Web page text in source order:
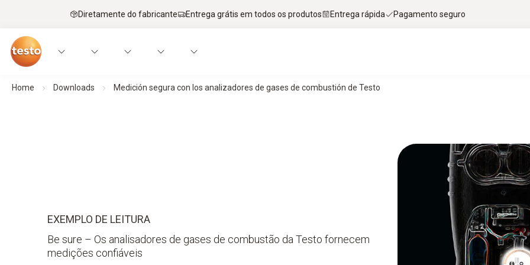
Diretamente do fabricante Entrega grátis em todos os produtos Entrega rápida Pagamento seguro
Home Downloads Medición segura con los analizadores de gases de combustión de Testo
EXEMPLO DE LEITURA
Be sure – Os analisadores de gases de combustão da Testo fornecem
medições confiáveis